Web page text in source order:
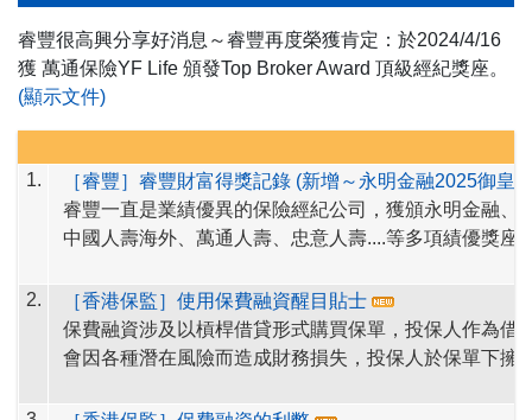
睿豐很高興分享好消息～睿豐再度榮獲肯定：於2024/4/16
獲 萬通保險YF Life 頒發Top Broker Award 頂級經紀獎座。
(顯示文件)
1.
［睿豐］睿豐財富得獎記錄 (新增～永明金融2025御皇
睿豐一直是業績優異的保險經紀公司，獲頒永明金融、
中國人壽海外、萬通人壽、忠意人壽....等多項績優獎座
年Sun Club卓越夥伴榮譽證書，宏利人壽
項，中國人壽海外五年期保費最高銷量大獎、忠意人壽
Top Performing Partner of the Year 2022/2023/2024、
睿豐與十多家香港保險公司及富衛百慕達, 永明新加坡
公司直接合作，提供豐富多元的產品，
產品線非常完整
公司包括永明、富衛、友邦、保誠、宏利、安盛、忠意
香港主要保險公司，可為客戶量身挑選出最適合的產
2.
［香港保監］使用保費融資醒目貼士
保費融資涉及以槓桿借貸形式購買保單，投保人作為借
會因各種潛在風險而造成財務損失，投保人於保單下擁
用保費融資投購人壽保單前你應考慮的風險，及一些醒